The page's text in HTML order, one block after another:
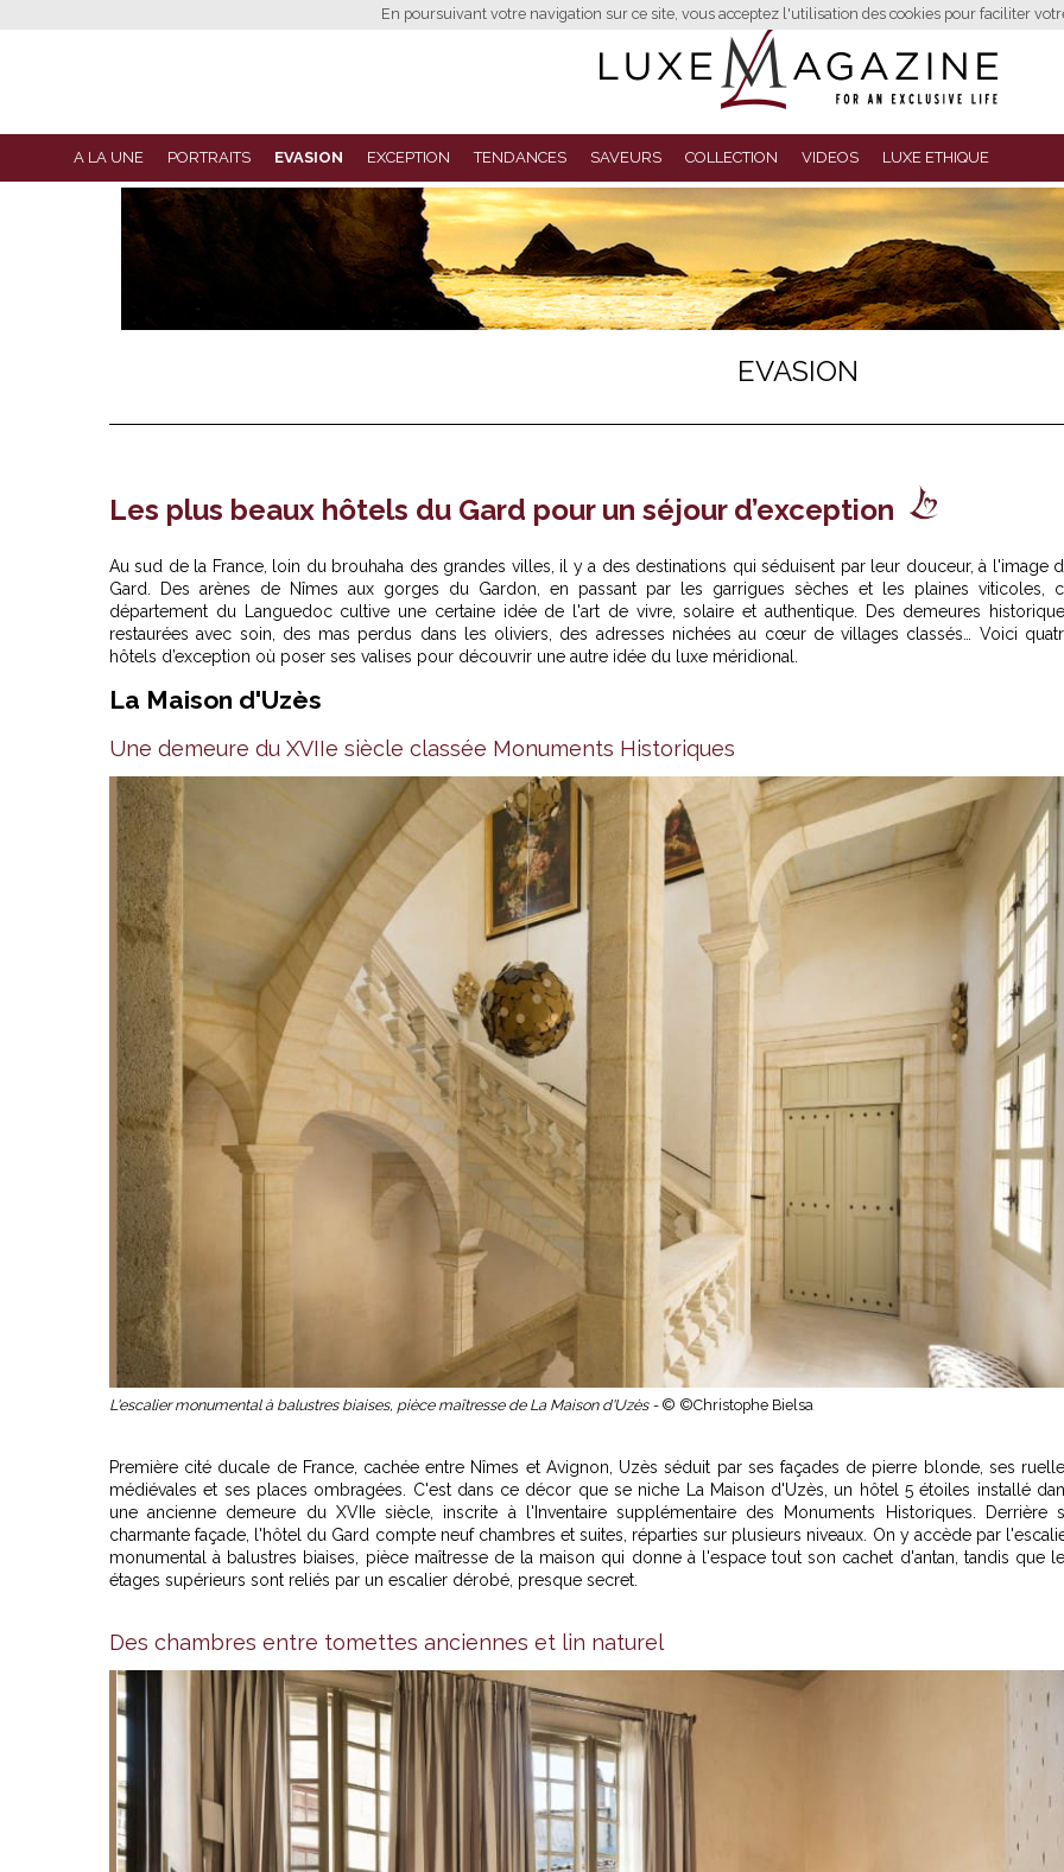
En poursuivant votre navigation sur ce site, vous acceptez l'utilisation des cookies pour faciliter
A LA UNE PORTRAITS EVASION EXCEPTION TENDANCES SAVEURS COLLECTION VIDEOS LUXE ETHIQUE
EVASION
Les plus beaux hôtels du Gard pour un séjour d’exception
Au sud de la France, loin du brouhaha des grandes villes, il y a des destinations qui séduisent par leur douceur, à l'image
Gard. Des arènes de Nîmes aux gorges du Gardon, en passant par les garrigues sèches et les plaines viticoles,
département du Languedoc cultive une certaine idée de l'art de vivre, solaire et authentique. Des demeures
restaurées avec soin, des mas perdus dans les oliviers, des adresses nichées au cœur de villages classés… Voici
hôtels d’exception où poser ses valises pour découvrir une autre idée du luxe méridional.
La Maison d'Uzès
Une demeure du XVIIe siècle classée Monuments Historiques
L'escalier monumental à balustres biaises, pièce maîtresse de La Maison d'Uzès - © ©Christophe Bielsa
Première cité ducale de France, cachée entre Nîmes et Avignon, Uzès séduit par ses façades de pierre blonde, ses
médiévales et ses places ombragées. C'est dans ce décor que se niche La Maison d'Uzès, un hôtel 5 étoiles installé
une ancienne demeure du XVIIe siècle, inscrite à l'Inventaire supplémentaire des Monuments Historiques. Derrière
charmante façade, l'hôtel du Gard compte neuf chambres et suites, réparties sur plusieurs niveaux. On y accède par
monumental à balustres biaises, pièce maîtresse de la maison qui donne à l'espace tout son cachet d'antan, tandis que
étages supérieurs sont reliés par un escalier dérobé, presque secret.
Des chambres entre tomettes anciennes et lin naturel